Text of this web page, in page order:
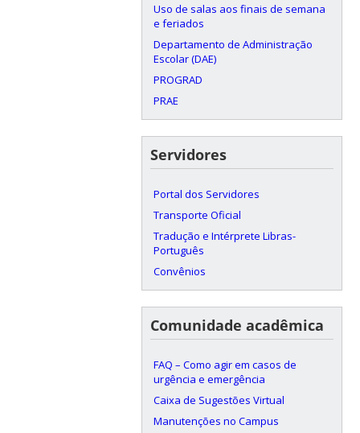
Uso de salas aos finais de semana
e feriados
Departamento de Administração
Escolar (DAE)
PROGRAD
PRAE
Servidores
Portal dos Servidores
Transporte Oficial
Tradução e Intérprete Libras-
Português
Convênios
Comunidade acadêmica
FAQ – Como agir em casos de
urgência e emergência
Caixa de Sugestões Virtual
Manutenções no Campus